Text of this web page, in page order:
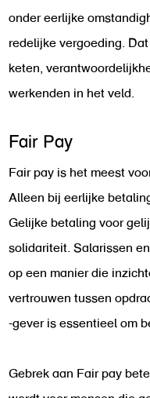
onder eerlijke
redelijke vergoeding.
keten,
werkenden in het veld.
Fair Pay
Fair pay is het meest
Alleen bij eerlijke
Gelijke betaling voor
solidariteit. Salarissen
op een manier die
vertrouwen tussen
-gever is essentieel om
Gebrek aan Fair pay